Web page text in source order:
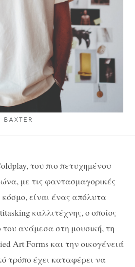
BAXTER
του πιο πετυχημένου
με τις φαντασμαγορικές
είναι ένας απόλυτα
καλλιτέχνης, ο οποίος
του ανάμεσα στη μουσική, τη
Art Forms και την οικογένειά
τρόπο έχει καταφέρει να